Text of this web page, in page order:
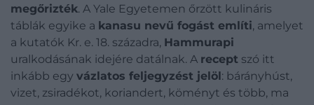
megőrizték. A Yale Egyetemen őrzött kulináris
táblák egyike a kanasu nevű fogást említi, amelyet
a kutatók Kr. e. 18. századra, Hammurapi
uralkodásának idejére datálnak. A recept szó itt
inkább egy vázlatos feljegyzést jelöl: bárányhúst,
vizet, zsiradékot, koriandert, köményt és több, ma